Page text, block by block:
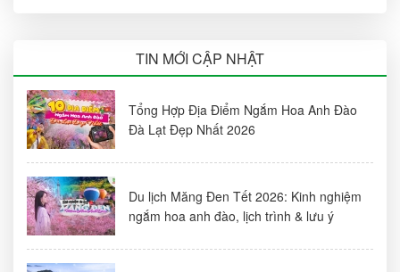
TIN MỚI CẬP NHẬT
Tổng Hợp Địa Điểm Ngắm Hoa Anh Đào
Đà Lạt Đẹp Nhất 2026
Du lịch Măng Đen Tết 2026: Kinh nghiệm
ngắm hoa anh đào, lịch trình & lưu ý